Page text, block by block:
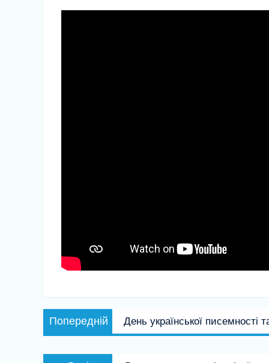
Навігація
записів
Попередній
запис:
День української писемності